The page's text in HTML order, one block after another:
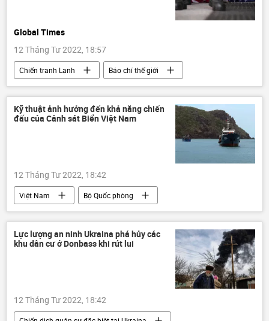
Global Times
12 Tháng Tư 2022, 18:57
Chiến tranh Lạnh
Báo chí thế giới
Hoa Kỳ
chiến tranh
Thế giới
Chính trị
NATO
Kỹ thuật ảnh hưởng đến khả năng chiến
đấu của Cảnh sát Biển Việt Nam
12 Tháng Tư 2022, 18:42
Việt Nam Bộ Quốc phòng
Lực lượng an ninh Ukraina phá hủy các
khu dân cư ở Donbass khi rút lui
12 Tháng Tư 2022, 18:42